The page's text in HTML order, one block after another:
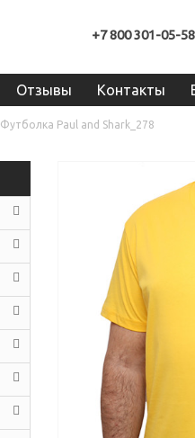
+7 800 301-05-58
Отзывы Контакты
Футболка Paul and Shark_278